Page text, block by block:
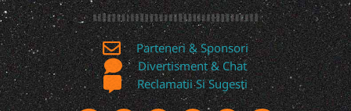
Parteneri & Sponsori
Divertisment & Chat
Reclamatii Si Sugesti